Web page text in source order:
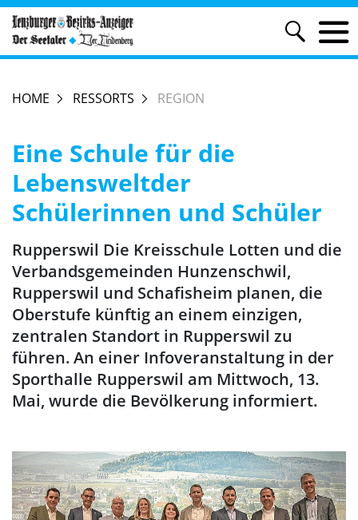
HOME RESSORTS REGION
Eine Schule für die
Lebensweltder
Schülerinnen und Schüler
Rupperswil Die Kreisschule Lotten und die
Verbandsgemeinden Hunzenschwil,
Rupperswil und Schafisheim planen, die
Oberstufe künftig an einem einzigen,
zentralen Standort in Rupperswil zu
führen. An einer Infoveranstaltung in der
Sporthalle Rupperswil am Mittwoch, 13.
Mai, wurde die Bevölkerung informiert.